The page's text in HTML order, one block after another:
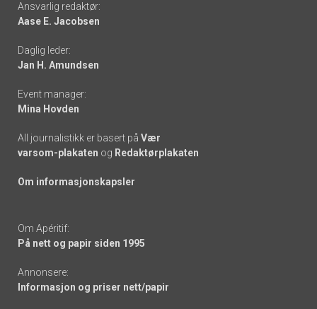
-
links
Ansvarlig redaktør:
Aase E. Jacobsen
Daglig leder:
Jan H. Amundsen
Event manager:
Mina Hovden
All journalistikk er basert på Vær
varsom-plakaten og Redaktørplakaten
Om informasjonskapsler
Om Apéritif:
På nett og papir siden 1995
Annonsere:
Informasjon og priser nett/papir